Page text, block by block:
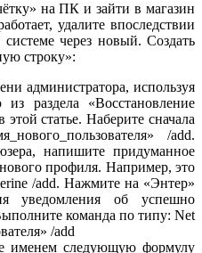
на ПК и зайти в магазин
удалите впоследствии
через новый. Создать
строку»:
администратора, используя
раздела «Восстановление
статье. Наберите сначала
/add.
напишите придуманное
нового профиля. Например, это
/add. Нажмите на «Энтер»
уведомления об успешно
команда по типу: Net
/add
именем следующую формулу